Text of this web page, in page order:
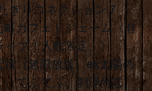
ぎりコネクション７
カフェドジェーム《有
イブ！人数限定。》
章（無限放送、ex太陽の
、てふてふ、刹澤尚志、